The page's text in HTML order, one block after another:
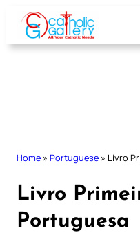
Skip
content
Home » Portuguese » Livro
Livro
Portuguesa